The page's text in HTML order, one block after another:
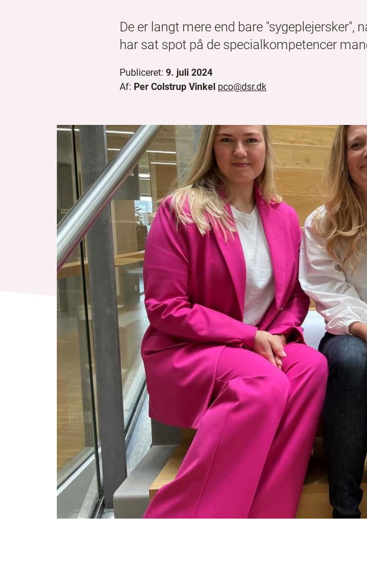
De er langt mere end bare "sygeplejersker",
har sat spot på de specialkompetencer
Publiceret: 9. juli 2024
Af: Per Colstrup Vinkel pco@dsr.dk